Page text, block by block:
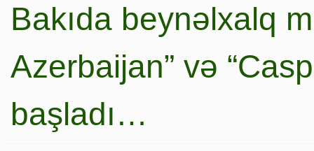
Bakıda beynəlxalq
Azerbaijan” və
başladı…